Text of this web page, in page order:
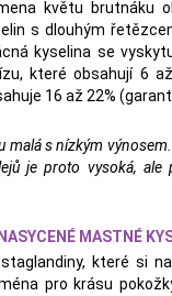
květu brutnáku
s dlouhým
kyselina se
které obsahují 6
16 až 22%
malá s nízkým
je proto vysoká,
MASTNÉ
které si
pro krásu